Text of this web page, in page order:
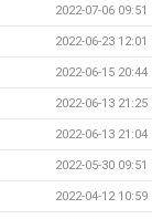
2022-07-06 09:51
2022-06-23 12:01
2022-06-15 20:44
2022-06-13 21:25
2022-06-13 21:04
2022-05-30 09:51
2022-04-12 10:59